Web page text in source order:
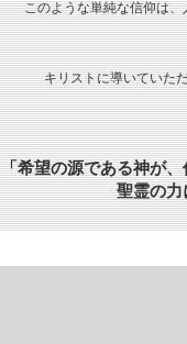
このような単純な信仰は
キリストに導いていた
「希望の源である神が
聖霊の力